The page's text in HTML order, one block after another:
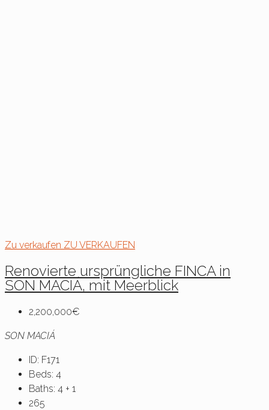
Zu verkaufen ZU VERKAUFEN
Renovierte ursprüngliche FINCA in
SON MACIÁ, mit Meerblick
2,200,000€
SON MACIÁ
ID: F171
Beds: 4
Baths: 4 + 1
265